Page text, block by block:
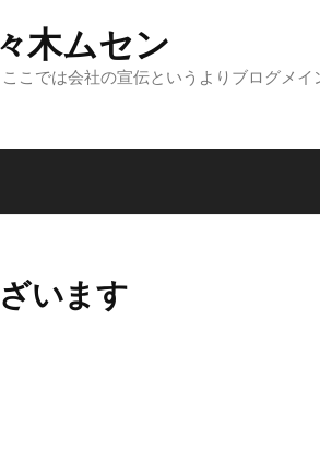
木ムセン
こでは会社の宣伝というよりブログメイ
います